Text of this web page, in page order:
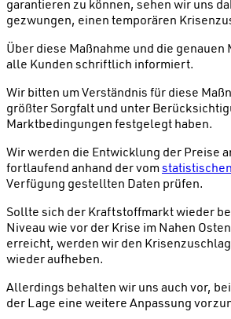
garantieren zu können, sehen wir uns
gezwungen, einen temporären
Über diese Maßnahme und die
alle Kunden schriftlich informiert.
Wir bitten um Verständnis für diese
größter Sorgfalt und unter
Marktbedingungen festgelegt haben.
Wir werden die Entwicklung der Preise
fortlaufend anhand der vom
Verfügung gestellten Daten prüfen.
Sollte sich der Kraftstoffmarkt wieder
Niveau wie vor der Krise im Nahen
erreicht, werden wir den
wieder aufheben.
Allerdings behalten wir uns auch vor,
der Lage eine weitere Anpassung